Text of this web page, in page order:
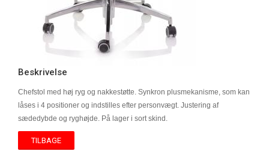
Beskrivelse
Chefstol med høj ryg og nakkestøtte. Synkron plusmekanisme, som kan
låses i 4 positioner og indstilles efter personvægt. Justering af
sædedybde og ryghøjde. På lager i sort skind.
TILBAGE